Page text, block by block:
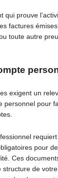
qui prouve
factures
toute autre
exigent un
personnel pour
pour
Ces
structure de